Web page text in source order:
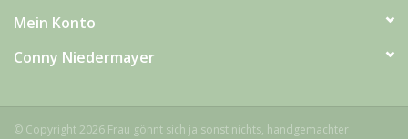
Mein Konto
Conny Niedermayer
© Copyright 2026 Frau gönnt sich ja sonst nichts, handgemachter